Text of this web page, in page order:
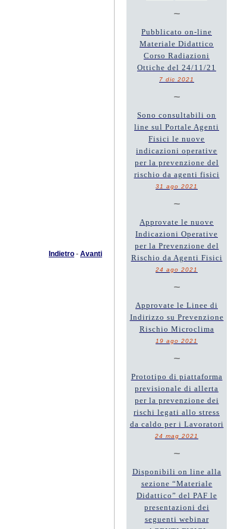
Indietro - Avanti
~
Pubblicato on-line
Materiale Didattico
Corso Radiazioni
Ottiche del 24/11/21
7 dic 2021
~
Sono consultabili on
line sul Portale Agenti
Fisici le nuove
indicazioni operative
per la prevenzione del
rischio da agenti fisici
31 ago 2021
~
Approvate le nuove
Indicazioni Operative
per la Prevenzione del
Rischio da Agenti Fisici
24 ago 2021
~
Approvate le Linee di
Indirizzo su Prevenzione
Rischio Microclima
19 ago 2021
~
Prototipo di piattaforma
previsionale di allerta
per la prevenzione dei
rischi legati allo stress
da caldo per i Lavoratori
24 mag 2021
~
Disponibili on line alla
sezione “Materiale
Didattico” del PAF le
presentazioni dei
seguenti webinar